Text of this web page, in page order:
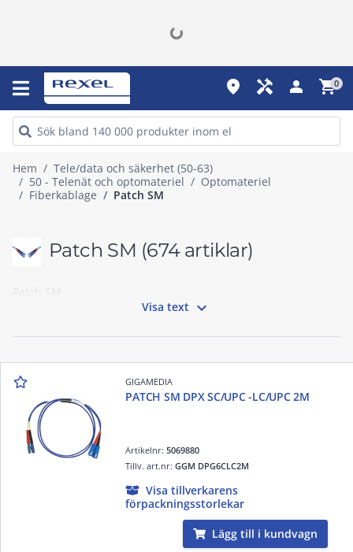
place handyman person shopping_cart0
Hem
Tele/data och säkerhet (50-63)
50 - Telenät och optomateriel
Optomateriel
Fiberkablage
Patch SM
Patch SM (674 artiklar)
Patch SM
Visa text 
GIGAMEDIA
PATCH SM DPX SC/UPC -LC/UPC 2M
Artikelnr:5069880
Tillv. art.nr:GGM DPG6CLC2M
Visa tillverkarens
förpackningsstorlekar
Lägg till i kundvagn